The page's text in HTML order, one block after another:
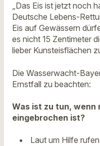
„Das Eis ist jetzt noch
Deutsche Lebens-
Eis auf Gewässern
es nicht 15 Zentimeter
lieber Kunsteisflächen
Die Wasserwacht-
Ernstfall zu beachten:
Was ist zu tun, wenn
eingebrochen ist?
Laut um Hilfe